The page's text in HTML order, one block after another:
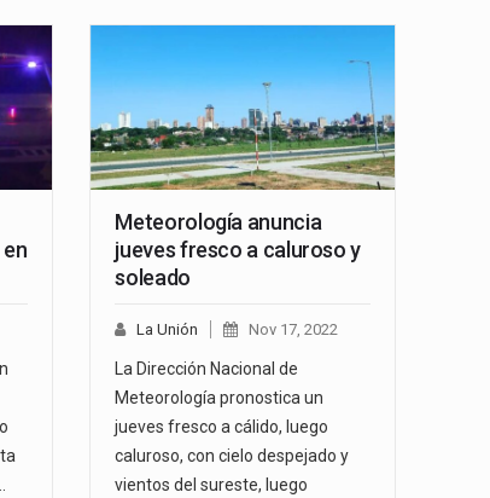
Meteorología anuncia
jueves fresco a caluroso y
soleado
La Unión Nov 17, 2022
La Dirección Nacional de
Meteorología pronostica un
jueves fresco a cálido, luego
caluroso, con cielo despejado y
vientos del sureste, luego